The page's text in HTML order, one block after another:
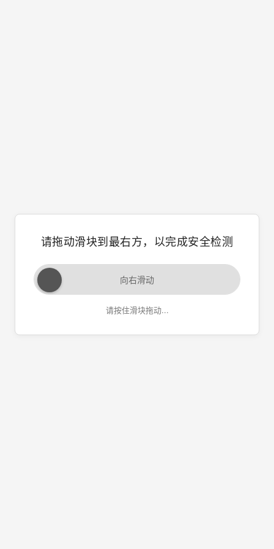
请拖动滑块到最右方，以完成安全检测
向右滑动
请按住滑块拖动...